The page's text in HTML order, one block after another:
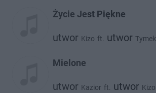
Życie Jest Piękne
utwor Kizo ft. utwor Tymek
Mielone
utwor Kazior ft. utwor Kizo